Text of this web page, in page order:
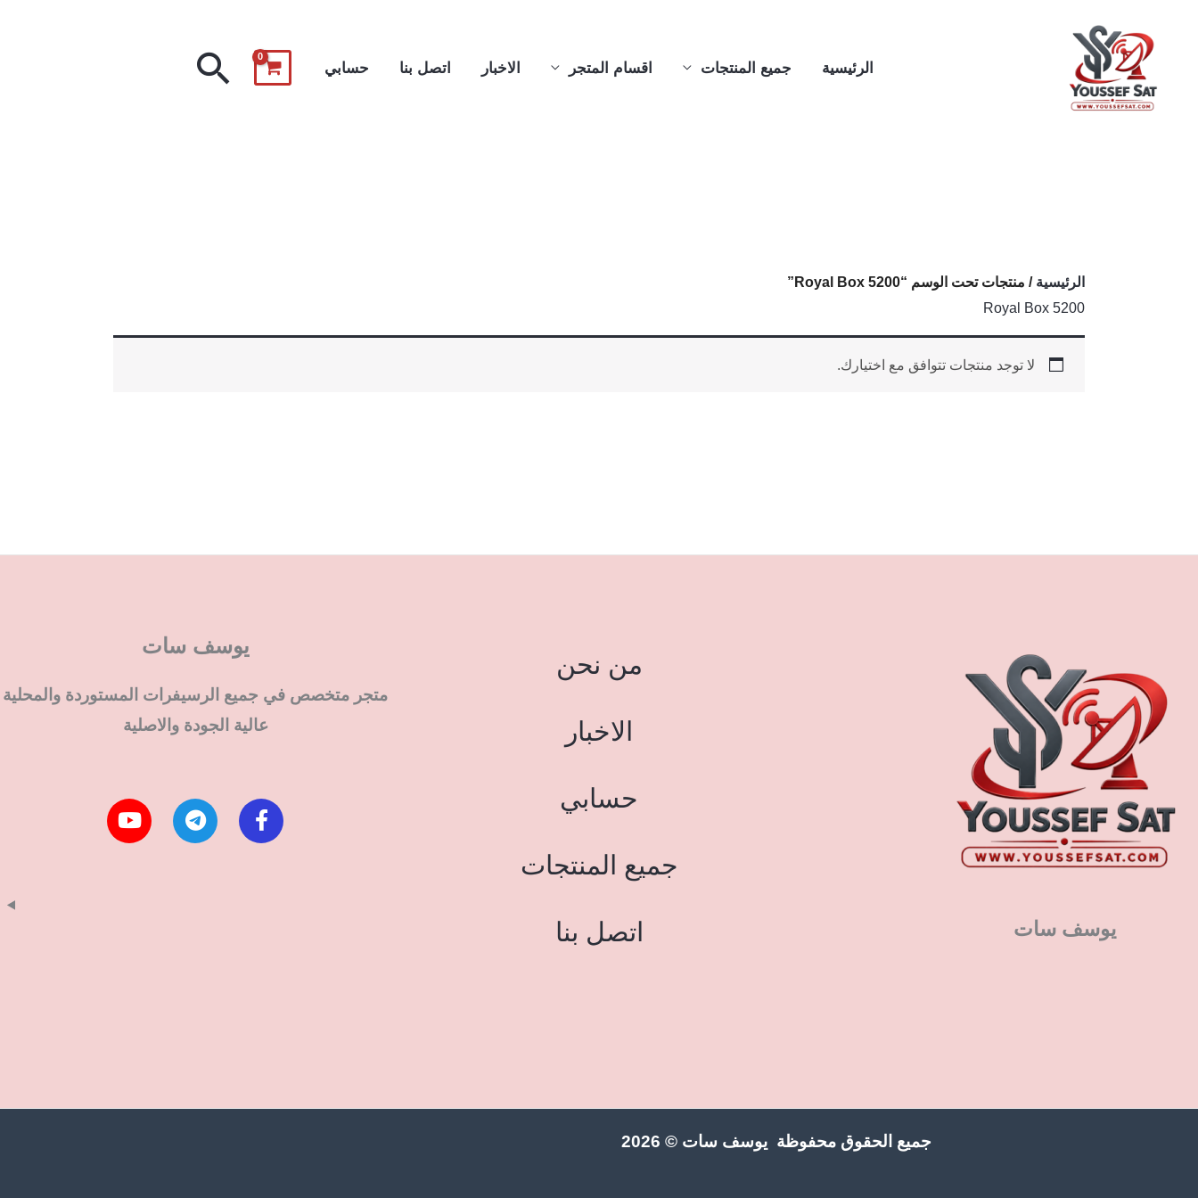
الرئيسية جميع المنتجات اقسام المتجر الاخبار اتصل بنا حسابي البحث
الرئيسية / منتجات تحت الوسم “Royal Box 5200”
Royal Box 5200
لا توجد منتجات تتوافق مع اختيارك.
يوسف سات
من نحن
الاخبار
حسابي
جميع المنتجات
اتصل بنا
يوسف سات
متجر متخصص في جميع الرسيفرات المستوردة والمحلية
عالية الجودة والاصلية
جميع الحقوق محفوظة يوسف سات © 2026